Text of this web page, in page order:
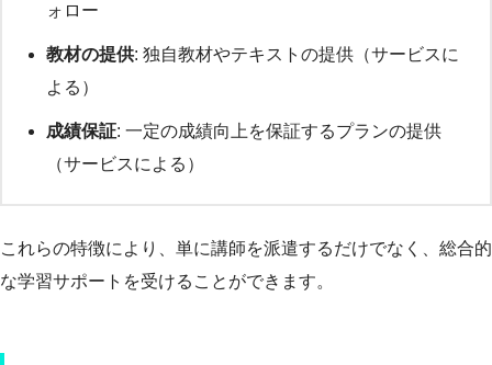
ォロー
教材の提供: 独自教材やテキストの提供（サービスに
よる）
成績保証: 一定の成績向上を保証するプランの提供
（サービスによる）
これらの特徴により、単に講師を派遣するだけでなく、総合的
な学習サポートを受けることができます。